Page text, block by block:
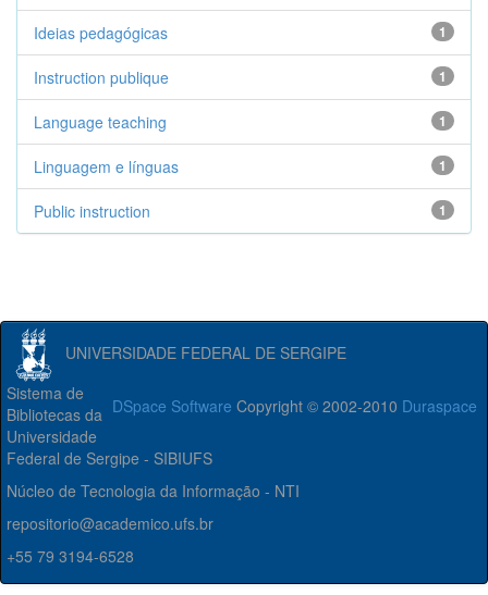
1
Ideias pedagógicas
1
Instruction publique
1
Language teaching
1
Linguagem e línguas
1
Public instruction
UNIVERSIDADE FEDERAL DE SERGIPE
DSpace Software Copyright © 2002-2010 Duraspace
Sistema de
Bibliotecas da
Universidade
Federal de Sergipe - SIBIUFS
Núcleo de Tecnologia da Informação - NTI
repositorio@academico.ufs.br
+55 79 3194-6528